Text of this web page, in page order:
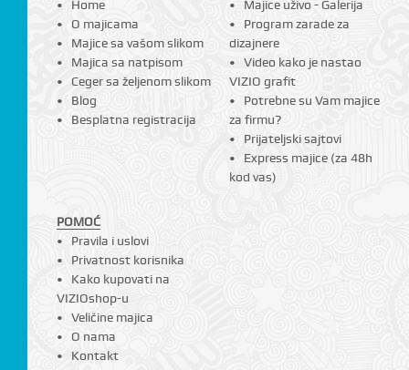
Home
O majicama
Majice sa vašom slikom
Majica sa natpisom
Ceger sa željenom slikom
Blog
Besplatna registracija
Majice uživo - Galerija
Program zarade za
dizajnere
Video kako je nastao
VIZIO grafit
Potrebne su Vam majice
za firmu?
Prijateljski sajtovi
Express majice (za 48h
kod vas)
POMOĆ
Pravila i uslovi
Privatnost korisnika
Kako kupovati na
VIZIOshop-u
Veličine majica
O nama
Kontakt